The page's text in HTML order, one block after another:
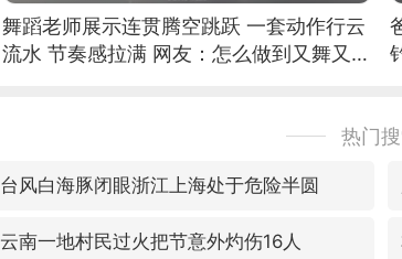
舞蹈老师展示连贯腾空跳跃 一套动作行云
流水 节奏感拉满 网友：怎么做到又舞又武
热门
台风白海豚闭眼浙江上海处于危险半圆
云南一地村民过火把节意外灼伤16人